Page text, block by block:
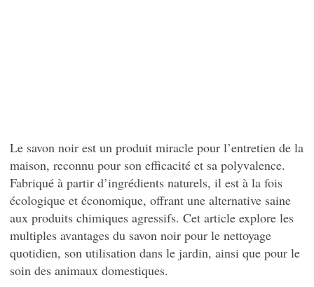
Le savon noir est un produit miracle pour l’entretien de la
maison, reconnu pour son efficacité et sa polyvalence.
Fabriqué à partir d’ingrédients naturels, il est à la fois
écologique et économique, offrant une alternative saine
aux produits chimiques agressifs. Cet article explore les
multiples avantages du savon noir pour le nettoyage
quotidien, son utilisation dans le jardin, ainsi que pour le
soin des animaux domestiques.